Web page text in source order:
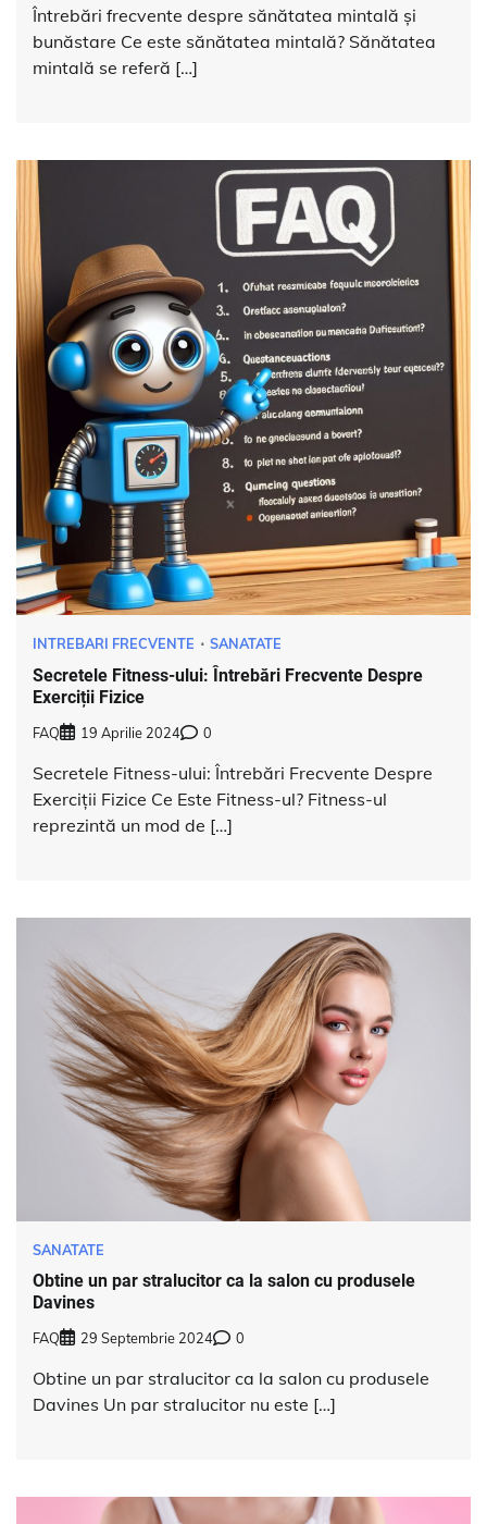
Întrebări frecvente despre sănătatea mintală și
bunăstare Ce este sănătatea mintală? Sănătatea
mintală se referă […]
INTREBARI FRECVENTE SANATATE
Secretele Fitness-ului: Întrebări Frecvente Despre
Exerciții Fizice
FAQ 19 Aprilie 2024 0
Secretele Fitness-ului: Întrebări Frecvente Despre
Exerciții Fizice Ce Este Fitness-ul? Fitness-ul
reprezintă un mod de […]
SANATATE
Obtine un par stralucitor ca la salon cu produsele
Davines
FAQ 29 Septembrie 2024 0
Obtine un par stralucitor ca la salon cu produsele
Davines Un par stralucitor nu este […]